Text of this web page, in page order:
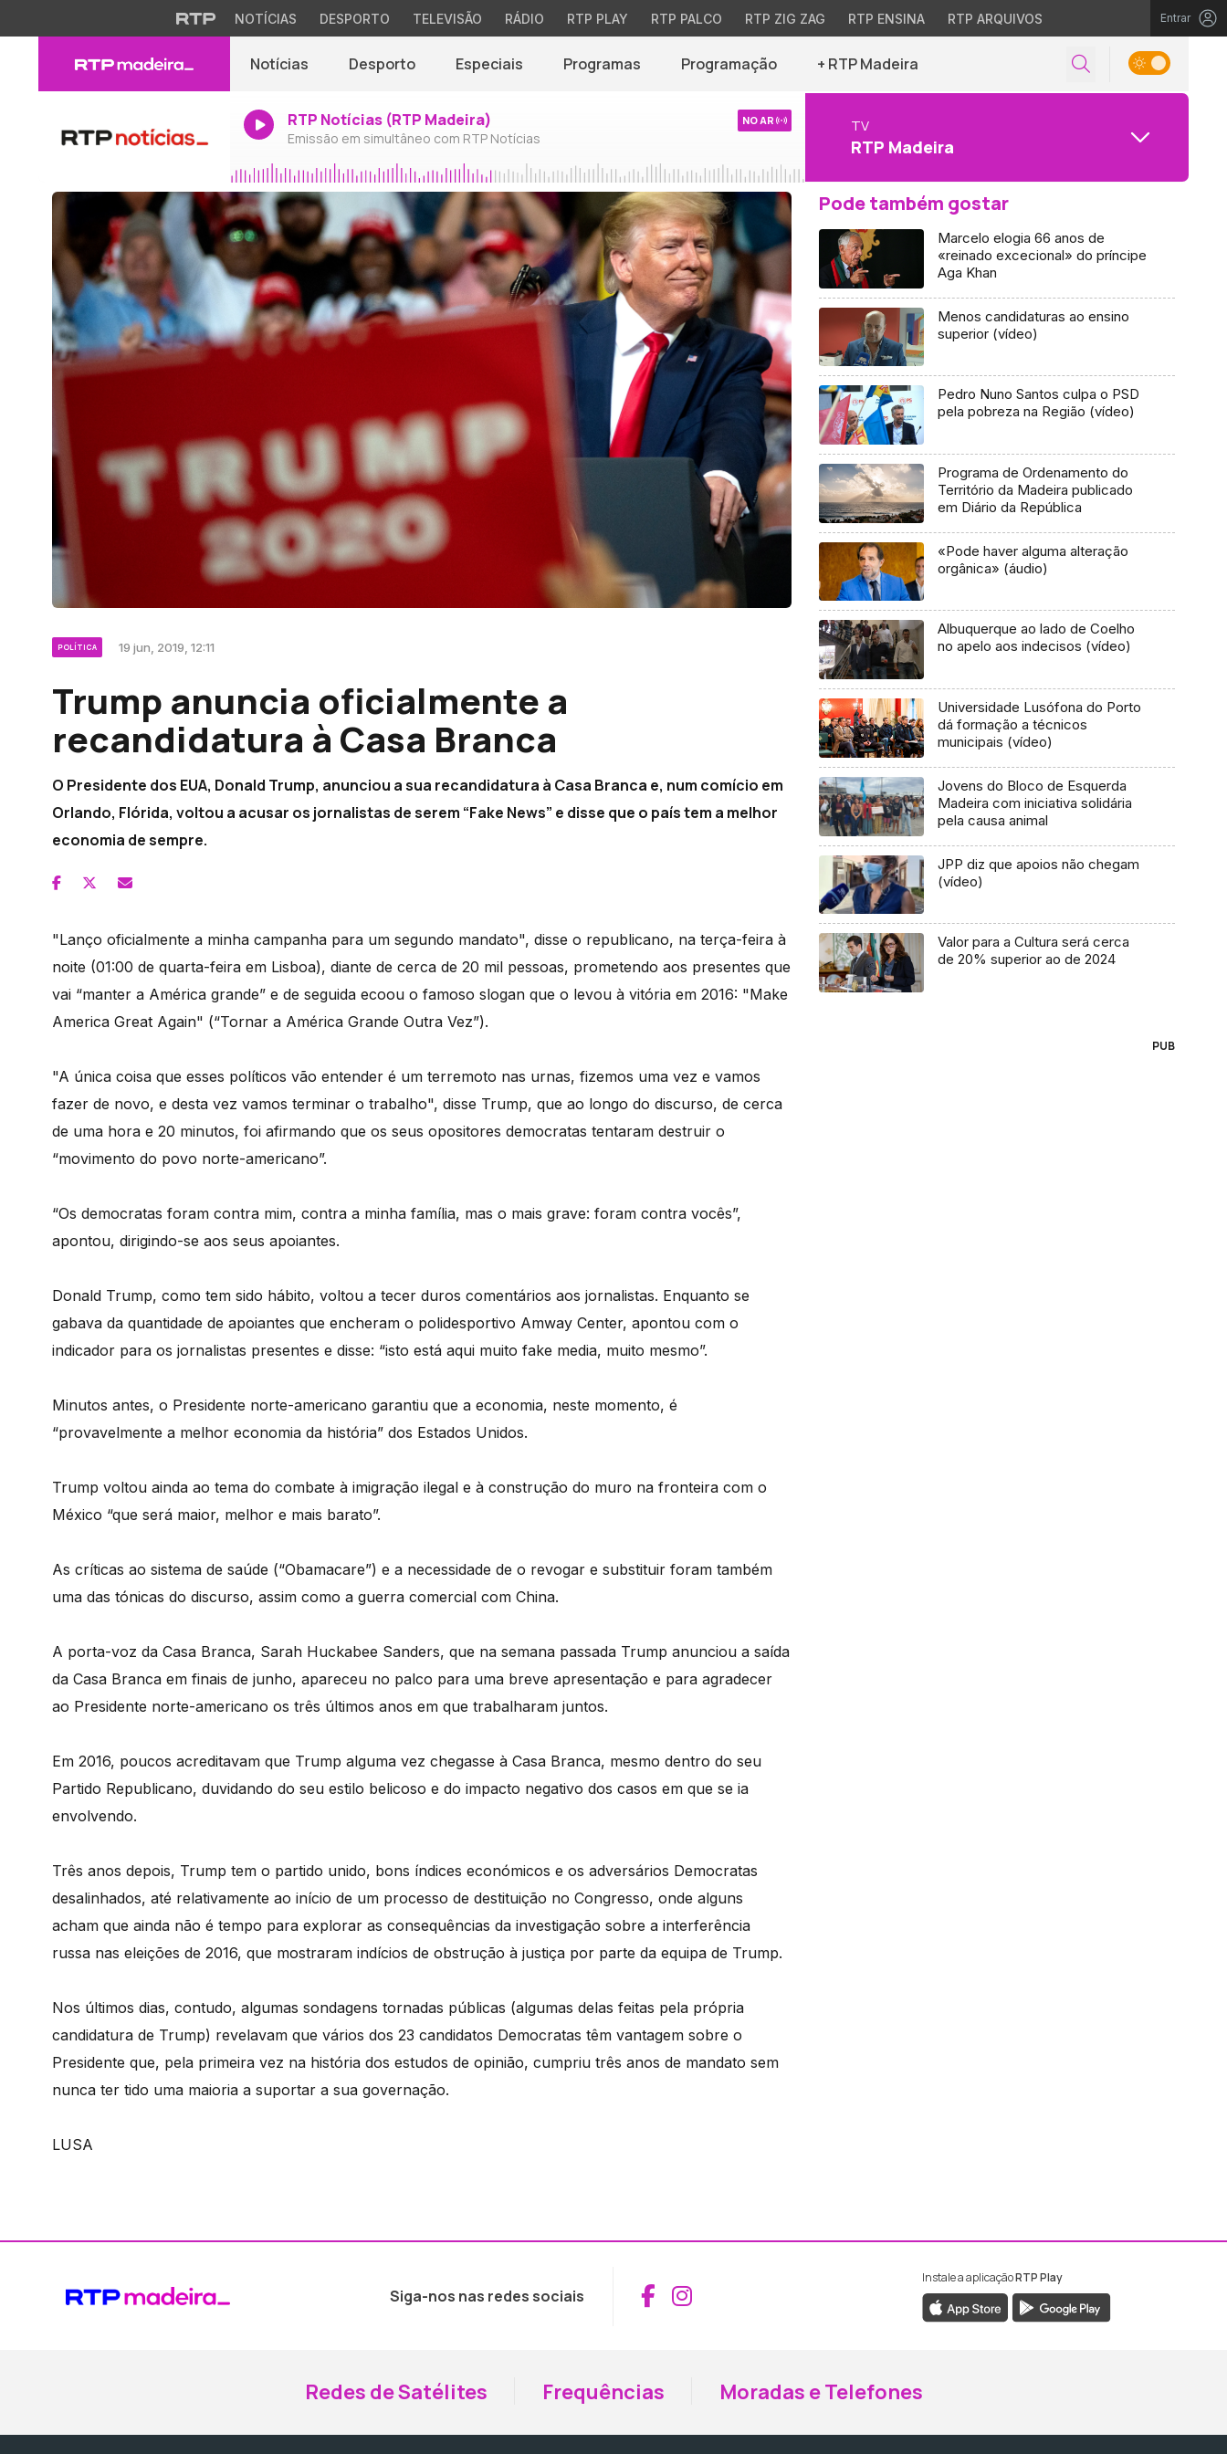
NOTÍCIAS DESPORTO TELEVISÃO RÁDIO RTP PLAY RTP PALCO RTP ZIG ZAG RTP ENSINA RTP ARQUIVOS Entrar
Notícias Desporto Especiais Programas Programação + RTP Madeira
RTP Notícias (RTP Madeira)
Emissão em simultâneo com RTP Notícias
NO AR TV
RTP Madeira
POLÍTICA 19 jun, 2019, 12:11
Trump anuncia oficialmente a
recandidatura à Casa Branca
O Presidente dos EUA, Donald Trump, anunciou a sua recandidatura à Casa Branca e, num comício em
Orlando, Flórida, voltou a acusar os jornalistas de serem “Fake News” e disse que o país tem a melhor
economia de sempre.
"Lanço oficialmente a minha campanha para um segundo mandato", disse o republicano, na terça-feira à
noite (01:00 de quarta-feira em Lisboa), diante de cerca de 20 mil pessoas, prometendo aos presentes que
vai “manter a América grande” e de seguida ecoou o famoso slogan que o levou à vitória em 2016: "Make
America Great Again" (“Tornar a América Grande Outra Vez”).
"A única coisa que esses políticos vão entender é um terremoto nas urnas, fizemos uma vez e vamos
fazer de novo, e desta vez vamos terminar o trabalho", disse Trump, que ao longo do discurso, de cerca
de uma hora e 20 minutos, foi afirmando que os seus opositores democratas tentaram destruir o
“movimento do povo norte-americano”.
“Os democratas foram contra mim, contra a minha família, mas o mais grave: foram contra vocês”,
apontou, dirigindo-se aos seus apoiantes.
Donald Trump, como tem sido hábito, voltou a tecer duros comentários aos jornalistas. Enquanto se
gabava da quantidade de apoiantes que encheram o polidesportivo Amway Center, apontou com o
indicador para os jornalistas presentes e disse: “isto está aqui muito fake media, muito mesmo”.
Minutos antes, o Presidente norte-americano garantiu que a economia, neste momento, é
“provavelmente a melhor economia da história” dos Estados Unidos.
Trump voltou ainda ao tema do combate à imigração ilegal e à construção do muro na fronteira com o
México “que será maior, melhor e mais barato”.
As críticas ao sistema de saúde (“Obamacare”) e a necessidade de o revogar e substituir foram também
uma das tónicas do discurso, assim como a guerra comercial com China.
A porta-voz da Casa Branca, Sarah Huckabee Sanders, que na semana passada Trump anunciou a saída
da Casa Branca em finais de junho, apareceu no palco para uma breve apresentação e para agradecer
ao Presidente norte-americano os três últimos anos em que trabalharam juntos.
Em 2016, poucos acreditavam que Trump alguma vez chegasse à Casa Branca, mesmo dentro do seu
Partido Republicano, duvidando do seu estilo belicoso e do impacto negativo dos casos em que se ia
envolvendo.
Três anos depois, Trump tem o partido unido, bons índices económicos e os adversários Democratas
desalinhados, até relativamente ao início de um processo de destituição no Congresso, onde alguns
acham que ainda não é tempo para explorar as consequências da investigação sobre a interferência
russa nas eleições de 2016, que mostraram indícios de obstrução à justiça por parte da equipa de Trump.
Nos últimos dias, contudo, algumas sondagens tornadas públicas (algumas delas feitas pela própria
candidatura de Trump) revelavam que vários dos 23 candidatos Democratas têm vantagem sobre o
Presidente que, pela primeira vez na história dos estudos de opinião, cumpriu três anos de mandato sem
nunca ter tido uma maioria a suportar a sua governação.
LUSA
Pode também gostar
Marcelo elogia 66 anos de
«reinado excecional» do príncipe
Aga Khan
Menos candidaturas ao ensino
superior (vídeo)
Pedro Nuno Santos culpa o PSD
pela pobreza na Região (vídeo)
Programa de Ordenamento do
Território da Madeira publicado
em Diário da República
«Pode haver alguma alteração
orgânica» (áudio)
Albuquerque ao lado de Coelho
no apelo aos indecisos (vídeo)
Universidade Lusófona do Porto
dá formação a técnicos
municipais (vídeo)
Jovens do Bloco de Esquerda
Madeira com iniciativa solidária
pela causa animal
JPP diz que apoios não chegam
(vídeo)
Valor para a Cultura será cerca
de 20% superior ao de 2024
PUB
Siga-nos nas redes sociais Aceder ao Facebook da RTP Madeira
Aceder ao Instagram da RTP Madeira
Instale a aplicaçãoRTP Play
Redes de Satélites Frequências Moradas e Telefones